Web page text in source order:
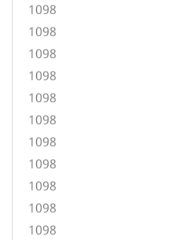
1098
1098
1098
1098
1098
1098
1098
1098
1098
1098
1098